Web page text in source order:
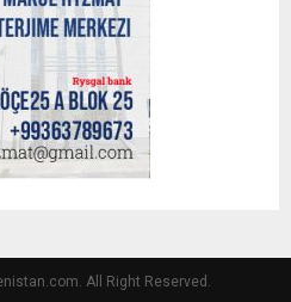
All Right Reserved.